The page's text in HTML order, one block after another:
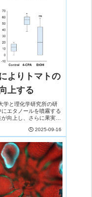
よりトマトの
上する
学と理化学研究所の研
エタノールを噴霧する
向上し、さらに果実の
不稔や受粉不良により
2025-09-16